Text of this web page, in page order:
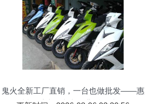
鬼火全新工厂直销，一台也做批发——惠